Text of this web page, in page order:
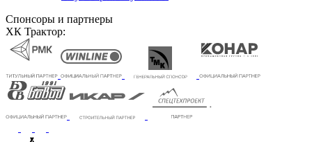
Спонсоры и партнеры
ХК Трактор: